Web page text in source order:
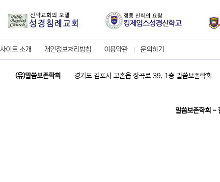
사이트 소개 개인정보처리방침 이용약관 문의하기
(유)말씀보존학회 경기도 김포시 고촌읍 장곡로 39, 1층 말씀보존학회
말씀보존학회 -